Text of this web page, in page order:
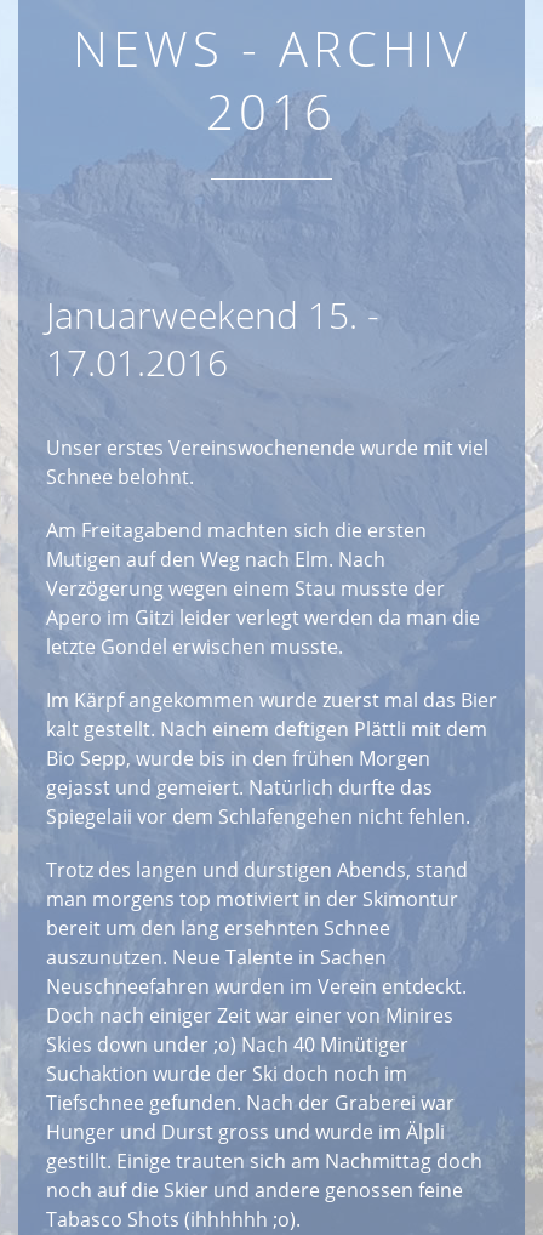
NEWS - ARCHIV
2016
Januarweekend 15. -
17.01.2016
Unser erstes Vereinswochenende wurde mit viel
Schnee belohnt.
Am Freitagabend machten sich die ersten
Mutigen auf den Weg nach Elm. Nach
Verzögerung wegen einem Stau musste der
Apero im Gitzi leider verlegt werden da man die
letzte Gondel erwischen musste.
Im Kärpf angekommen wurde zuerst mal das Bier
kalt gestellt. Nach einem deftigen Plättli mit dem
Bio Sepp, wurde bis in den frühen Morgen
gejasst und gemeiert. Natürlich durfte das
Spiegelaii vor dem Schlafengehen nicht fehlen.
Trotz des langen und durstigen Abends, stand
man morgens top motiviert in der Skimontur
bereit um den lang ersehnten Schnee
auszunutzen. Neue Talente in Sachen
Neuschneefahren wurden im Verein entdeckt.
Doch nach einiger Zeit war einer von Minires
Skies down under ;o) Nach 40 Minütiger
Suchaktion wurde der Ski doch noch im
Tiefschnee gefunden. Nach der Graberei war
Hunger und Durst gross und wurde im Älpli
gestillt. Einige trauten sich am Nachmittag doch
noch auf die Skier und andere genossen feine
Tabasco Shots (ihhhhhh ;o).